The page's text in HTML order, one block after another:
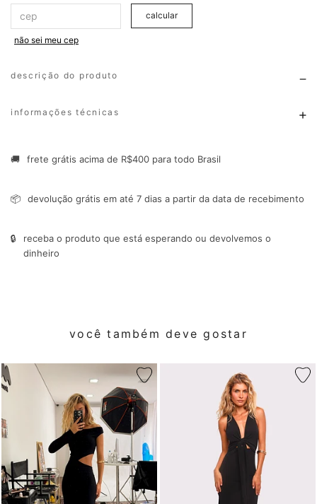
calcular
não sei meu cep
descrição do produto
informações técnicas
🚚 frete grátis acima de R$400 para todo Brasil
📦 devolução grátis em até 7 dias a partir da data de recebimento
🔒
receba o produto que está esperando ou devolvemos o
dinheiro
você também deve gostar